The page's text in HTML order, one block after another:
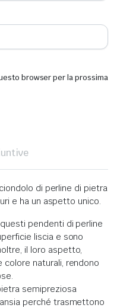
browser per la prossima
di perline di pietra
e ha un aspetto unico.
pendenti di perline
liscia e sono
il loro aspetto,
colore naturali, rendono
semipreziosa
perché trasmettono